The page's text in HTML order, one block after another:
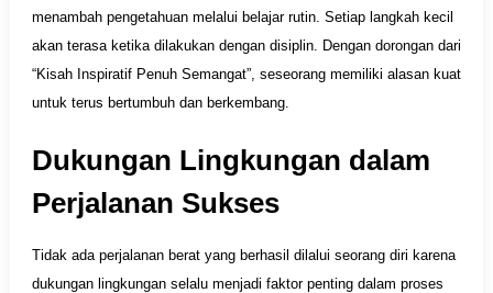
menambah pengetahuan melalui belajar rutin. Setiap langkah kecil
akan terasa ketika dilakukan dengan disiplin. Dengan dorongan dari
“Kisah Inspiratif Penuh Semangat”, seseorang memiliki alasan kuat
untuk terus bertumbuh dan berkembang.
Dukungan Lingkungan dalam
Perjalanan Sukses
Tidak ada perjalanan berat yang berhasil dilalui seorang diri karena
dukungan lingkungan selalu menjadi faktor penting dalam proses